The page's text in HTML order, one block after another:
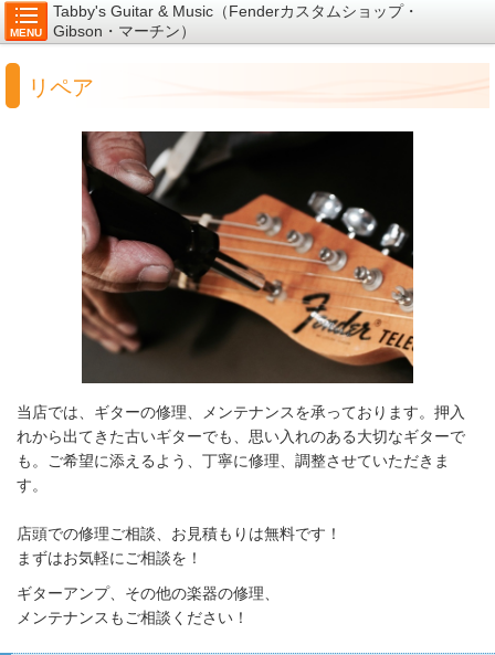
MENU
Tabby's Guitar & Music（Fenderカスタムショップ・
Gibson・マーチン）
リペア
当店では、ギターの修理、メンテナンスを承っております。押入
れから出てきた古いギターでも、思い入れのある大切なギターで
も。ご希望に添えるよう、丁寧に修理、調整させていただきま
す。
店頭での修理ご相談、お見積もりは無料です！
まずはお気軽にご相談を！
ギターアンプ、その他の楽器の修理、
メンテナンスもご相談ください！